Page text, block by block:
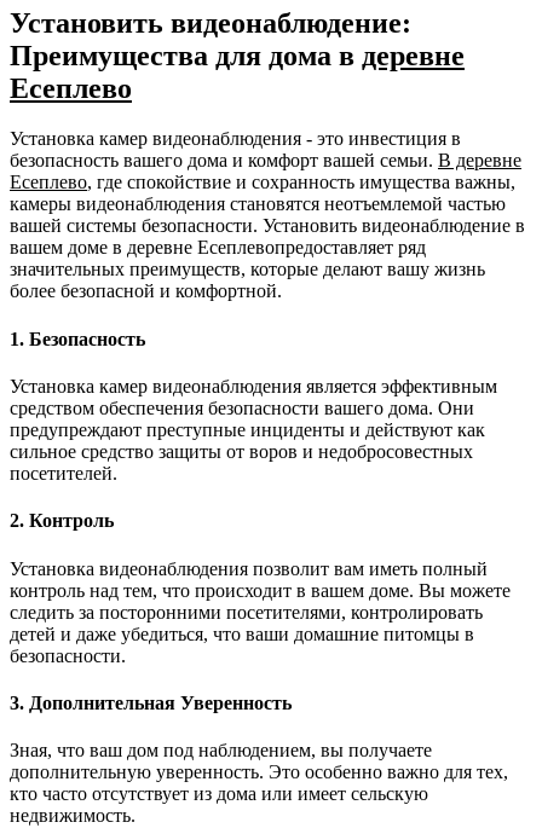
Установить видеонаблюдение:
Преимущества для дома в деревне
Есеплево
Установка камер видеонаблюдения - это инвестиция в
безопасность вашего дома и комфорт вашей семьи. В деревне
Есеплево, где спокойствие и сохранность имущества важны,
камеры видеонаблюдения становятся неотъемлемой частью
вашей системы безопасности. Установить видеонаблюдение в
вашем доме в деревне Есеплевопредоставляет ряд
значительных преимуществ, которые делают вашу жизнь
более безопасной и комфортной.
1. Безопасность
Установка камер видеонаблюдения является эффективным
средством обеспечения безопасности вашего дома. Они
предупреждают преступные инциденты и действуют как
сильное средство защиты от воров и недобросовестных
посетителей.
2. Контроль
Установка видеонаблюдения позволит вам иметь полный
контроль над тем, что происходит в вашем доме. Вы можете
следить за посторонними посетителями, контролировать
детей и даже убедиться, что ваши домашние питомцы в
безопасности.
3. Дополнительная Уверенность
Зная, что ваш дом под наблюдением, вы получаете
дополнительную уверенность. Это особенно важно для тех,
кто часто отсутствует из дома или имеет сельскую
недвижимость.